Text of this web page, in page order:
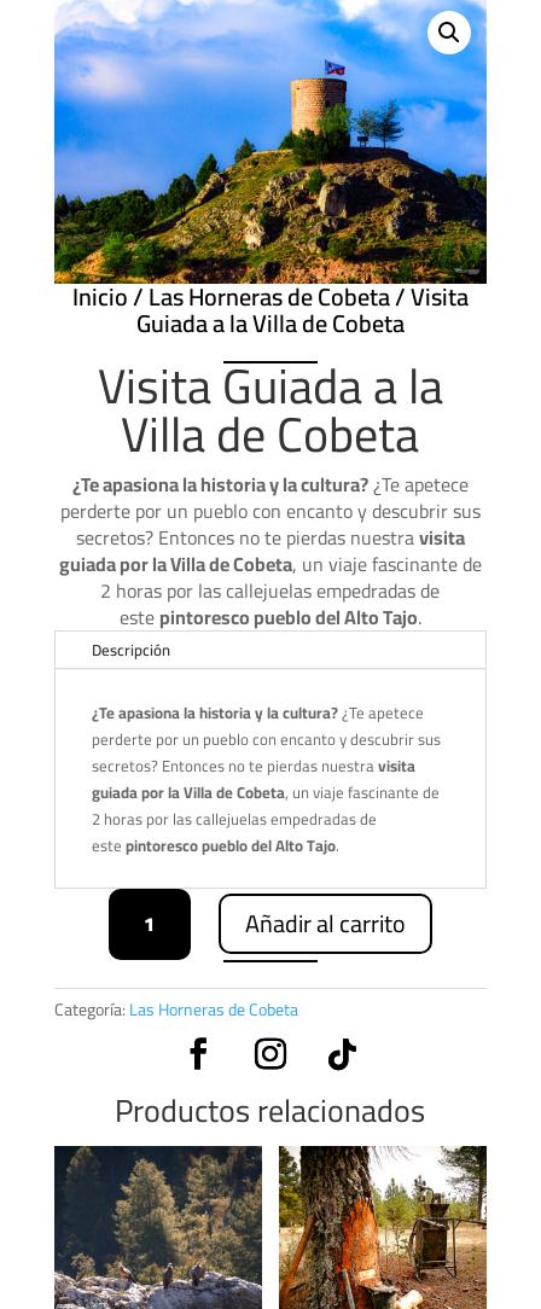
Inicio/Las Horneras de Cobeta/ Visita
Guiada a la Villa de Cobeta
Visita Guiada a la
Villa de Cobeta
¿Te apasiona la historia y la cultura?¿Te apetece
perderte por un pueblo con encanto y descubrir sus
secretos? Entonces no te pierdas nuestravisita
guiada por la Villa de Cobeta, un viaje fascinante de
2 horas por las callejuelas empedradas de
estepintoresco pueblo del Alto Tajo.
Descripción
¿Te apasiona la historia y la cultura?¿Te apetece
perderte por un pueblo con encanto y descubrir sus
secretos? Entonces no te pierdas nuestravisita
guiada por la Villa de Cobeta, un viaje fascinante de
2 horas por las callejuelas empedradas de
estepintoresco pueblo del Alto Tajo.
Visita
Guiada
a
la
Villa
Añadir al carrito
Categoría:Las Horneras de Cobeta
Productos relacionados